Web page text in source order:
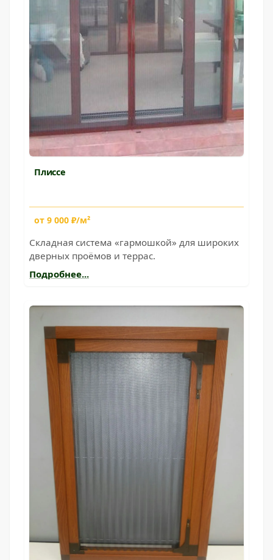
Плиссе
от 9 000 ₽/м²
Складная система «гармошкой» для широких
дверных проёмов и террас.
Подробнее...